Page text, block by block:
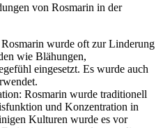
von Rosmarin in der
wurde oft zur Linderung
wie Blähungen,
eingesetzt. Es wurde auch
Rosmarin wurde traditionell
und Konzentration in
Kulturen wurde es vor